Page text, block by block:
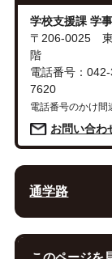
学校支援課 学
〒206-0025
階
電話番号：
7620
電話番号のかけ間
お問い合わ
通学路